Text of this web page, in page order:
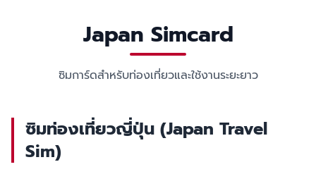
Japan Simcard
ซิมการ์ดสำหรับท่องเที่ยวและใช้งานระยะยาว
ซิมท่องเที่ยวญี่ปุ่น (Japan Travel
Sim)